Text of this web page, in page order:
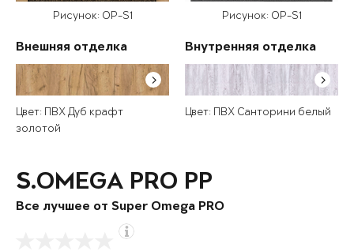
Рисунок: OP-S1
Внешняя отделка
Цвет: ПВХ Дуб крафт
золотой
Рисунок: OP-S1
Внутренняя отделка
Цвет: ПВХ Санторини белый
S.OMEGA PRO PP
Все лучшее от Super Omega PRO